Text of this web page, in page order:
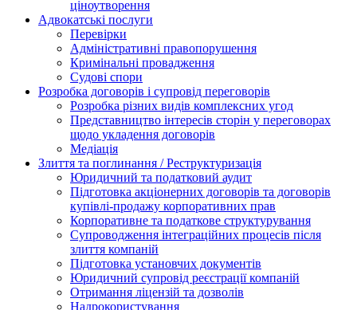
ціноутворення
Адвокатські послуги
Перевірки
Адміністративні правопорушення
Кримінальні провадження
Судові спори
Розробка договорів і супровід переговорів
Розробка різних видів комплексних угод
Представництво інтересів сторін у переговорах
щодо укладення договорів
Медіація
Злиття та поглинання / Реструктуризація
Юридичний та податковий аудит
Підготовка акціонерних договорів та договорів
купівлі-продажу корпоративних прав
Корпоративне та податкове структурування
Супроводження інтеграційних процесів після
злиття компаній
Підготовка установчих документів
Юридичний супровід реєстрації компаній
Отримання ліцензій та дозволів
Надрокористування